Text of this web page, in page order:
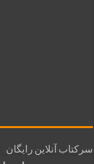
سرکتاب آنلاین رایگان